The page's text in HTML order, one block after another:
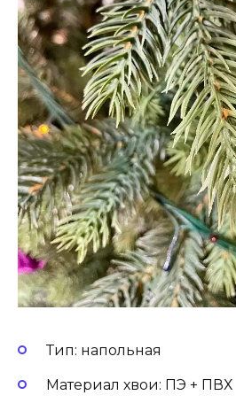
Тип: напольная
Материал хвои: ПЭ + ПВХ